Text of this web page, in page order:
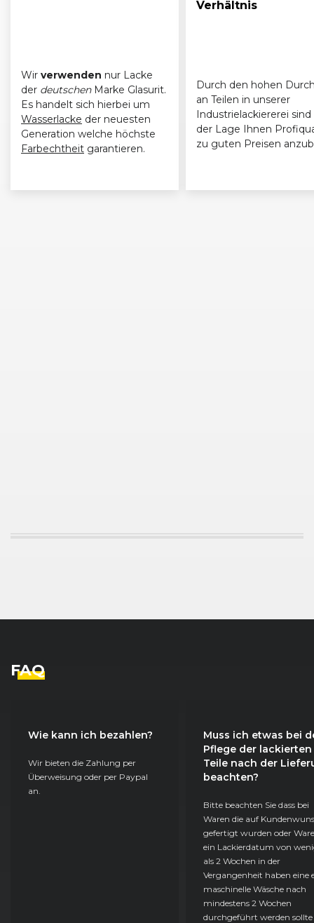
Wir verwenden nur Lacke
der deutschenMarke Glasurit.
Es handelt sich hierbei um
Wasserlacke der neuesten
Generation welche höchste
Farbechtheit garantieren.
Verhältnis
Durch den hohen
an Teilen in unserer
Industrielackiererei sind
der Lage Ihnen
zu guten Preisen
FAQ
Wie kann ich bezahlen?
Wir bieten die Zahlung per
Überweisung oder per Paypal
an.
Muss ich etwas bei
Pflege der lackierten
Teile nach der
beachten?
Bitte beachten Sie dass bei
Waren die auf
gefertigt wurden oder
ein Lackierdatum von
als 2 Wochen in der
Vergangenheit haben eine
maschinelle Wäsche nach
mindestens 2 Wochen
durchgeführt werden sollte